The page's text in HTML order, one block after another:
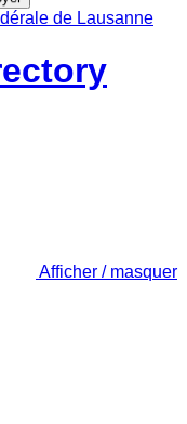
Afficher / masquer